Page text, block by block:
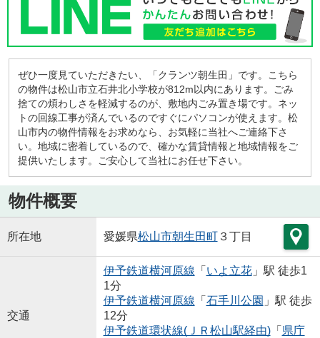
ぜひ一度見ていただきたい、「クランツ朝生田」です。こちら
の物件は松山市立石井北小学校が812m以内にあります。ごみ
捨ての煩わしさを軽減するのが、敷地内ごみ置き場です。ネッ
トの回線工事が済んでいるのですぐにパソコンが使えます。松
山市内の物件情報をお求めなら、お気軽に当社へご連絡下さ
い。地域に密着しているので、確かな賃貸情報と地域情報をご
提供いたします。ご安心して当社にお任せ下さい。
物件概要
所在地 愛媛県松山市朝生田町３丁目
交通
伊予鉄道横河原線 「 いよ立花」駅 徒歩1
1分
伊予鉄道横河原線 「 石手川公園 」駅 徒歩
12分
伊予鉄道環状線(ＪＲ松山駅経由)「 県庁